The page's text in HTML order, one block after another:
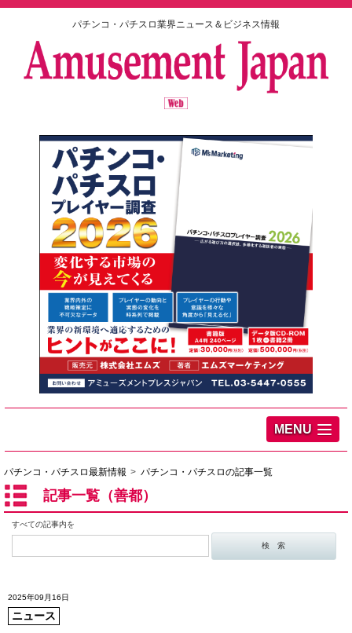
パチンコ・パチスロ業界ニュース＆ビジネス情報
MENU
パチンコ・パチスロ最新情報 パチンコ・パチスロの記事一覧
記事一覧（善都）
すべての記事内を
2025年09月16日
ニュース